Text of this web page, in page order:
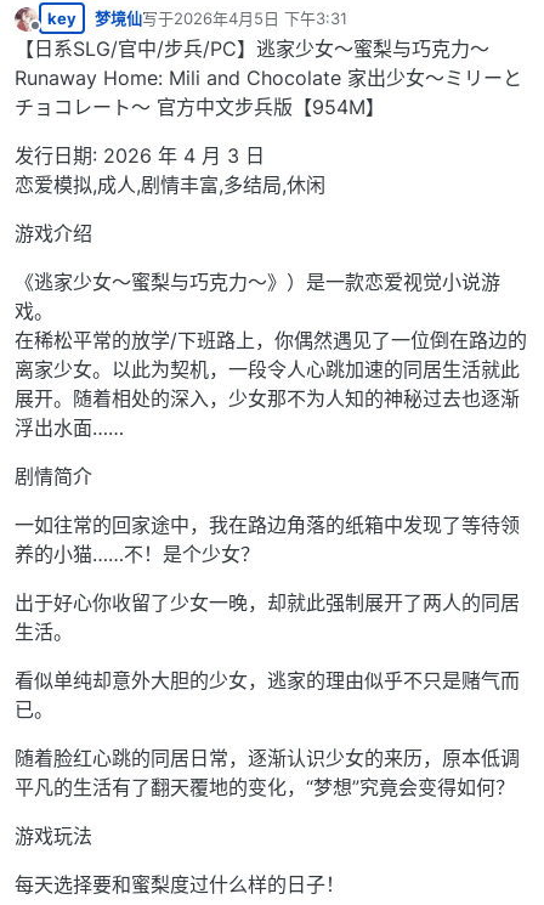
离线
key 梦境仙写于2026年4月5日 下午3:31
最后由 编辑
【日系SLG/官中/步兵/PC】逃家少女〜蜜梨与巧克力〜
Runaway Home: Mili and Chocolate 家出少女〜ミリーと
チョコレート〜 官方中文步兵版【954M】
发行日期: 2026 年 4 月 3 日
恋爱模拟,成人,剧情丰富,多结局,休闲
游戏介绍
《逃家少女〜蜜梨与巧克力〜》）是一款恋爱视觉小说游
戏。
在稀松平常的放学/下班路上，你偶然遇见了一位倒在路边的
离家少女。以此为契机，一段令人心跳加速的同居生活就此
展开。随着相处的深入，少女那不为人知的神秘过去也逐渐
浮出水面……
剧情简介
一如往常的回家途中，我在路边角落的纸箱中发现了等待领
养的小猫……不！是个少女？
出于好心你收留了少女一晚，却就此强制展开了两人的同居
生活。
看似单纯却意外大胆的少女，逃家的理由似乎不只是赌气而
已。
随着脸红心跳的同居日常，逐渐认识少女的来历，原本低调
平凡的生活有了翻天覆地的变化，“梦想”究竟会变得如何？
游戏玩法
每天选择要和蜜梨度过什么样的日子！